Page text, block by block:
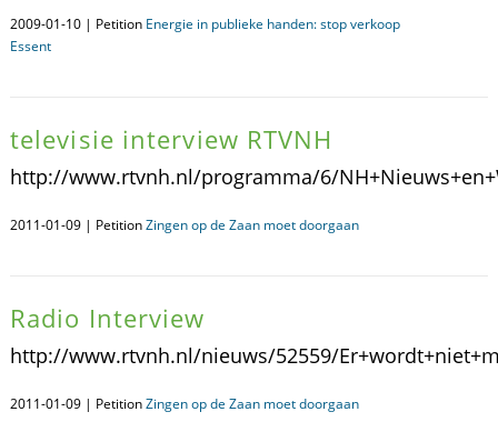
2009-01-10 | Petition Energie in publieke handen: stop verkoop
Essent
televisie interview RTVNH
http://www.rtvnh.nl/programma/6/
2011-01-09 | PetitionZingen op de Zaan moet doorgaan
Radio Interview
http://www.rtvnh.nl/nieuws/52559/
2011-01-09 | PetitionZingen op de Zaan moet doorgaan